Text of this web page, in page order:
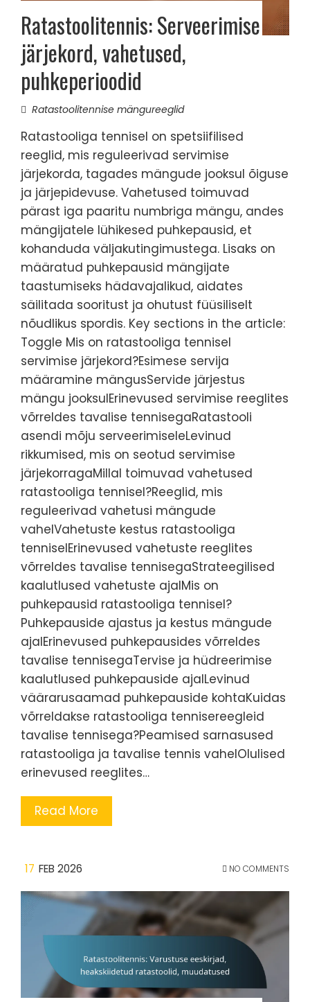
Ratastoolitennis: Serveerimise
järjekord, vahetused,
puhkeperioodid
Ratastoolitennise mängureeglid
Ratastooliga tennisel on spetsiifilised
reeglid, mis reguleerivad servimise
järjekorda, tagades mängude jooksul õiguse
ja järjepidevuse. Vahetused toimuvad
pärast iga paaritu numbriga mängu, andes
mängijatele lühikesed puhkepausid, et
kohanduda väljakutingimustega. Lisaks on
määratud puhkepausid mängijate
taastumiseks hädavajalikud, aidates
säilitada sooritust ja ohutust füüsiliselt
nõudlikus spordis. Key sections in the article:
Toggle Mis on ratastooliga tennisel
servimise järjekord?Esimese servija
määramine mängusServide järjestus
mängu jooksulErinevused servimise reeglites
võrreldes tavalise tennisegaRatastooli
asendi mõju serveerimiseleLevinud
rikkumised, mis on seotud servimise
järjekorragaMillal toimuvad vahetused
ratastooliga tennisel?Reeglid, mis
reguleerivad vahetusi mängude
vahelVahetuste kestus ratastooliga
tenniselErinevused vahetuste reeglites
võrreldes tavalise tennisegaStrateegilised
kaalutlused vahetuste ajalMis on
puhkepausid ratastooliga tennisel?
Puhkepauside ajastus ja kestus mängude
ajalErinevused puhkepausides võrreldes
tavalise tennisegaTervise ja hüdreerimise
kaalutlused puhkepauside ajalLevinud
väärarusaamad puhkepauside kohtaKuidas
võrreldakse ratastooliga tennisereegleid
tavalise tennisega?Peamised sarnasused
ratastooliga ja tavalise tennis vahelOlulised
erinevused reeglites…
Read More
17 FEB 2026 NO COMMENTS